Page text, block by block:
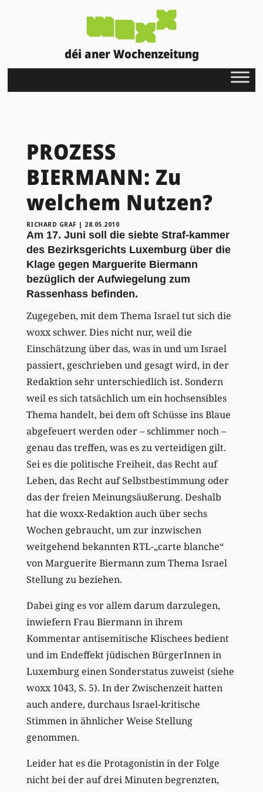
déi aner Wochenzeitung
PROZESS
BIERMANN: Zu
welchem Nutzen?
RICHARD GRAF | 28.05.2010
Am 17. Juni soll die siebte Straf-kammer
des Bezirksgerichts Luxemburg über die
Klage gegen Marguerite Biermann
bezüglich der Aufwiegelung zum
Rassenhass befinden.
Zugegeben, mit dem Thema Israel tut sich die
woxx schwer. Dies nicht nur, weil die
Einschätzung über das, was in und um Israel
passiert, geschrieben und gesagt wird, in der
Redaktion sehr unterschiedlich ist. Sondern
weil es sich tatsächlich um ein hochsensibles
Thema handelt, bei dem oft Schüsse ins Blaue
abgefeuert werden oder – schlimmer noch –
genau das treffen, was es zu verteidigen gilt.
Sei es die politische Freiheit, das Recht auf
Leben, das Recht auf Selbstbestimmung oder
das der freien Meinungsäußerung. Deshalb
hat die woxx-Redaktion auch über sechs
Wochen gebraucht, um zur inzwischen
weitgehend bekannten RTL-„carte blanche“
von Marguerite Biermann zum Thema Israel
Stellung zu beziehen.
Dabei ging es vor allem darum darzulegen,
inwiefern Frau Biermann in ihrem
Kommentar antisemitische Klischees bedient
und im Endeffekt jüdischen BürgerInnen in
Luxemburg einen Sonderstatus zuweist (siehe
woxx 1043, S. 5). In der Zwischenzeit hatten
auch andere, durchaus Israel-kritische
Stimmen in ähnlicher Weise Stellung
genommen.
Leider hat es die Protagonistin in der Folge
nicht bei der auf drei Minuten begrenzten,